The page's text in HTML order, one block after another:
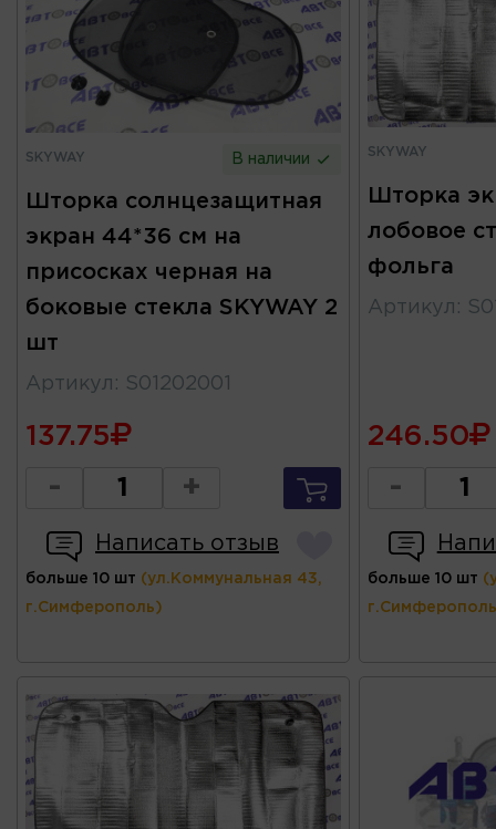
SKYWAY В наличии
Шторка солнцезащитная
экран 44*36 см на
присосках черная на
боковые стекла SKYWAY 2
шт
Артикул : S01202001
137.75
- +
Написать отзыв
больше 10 шт (ул.Коммунальная 43,
г.Симферополь)
SKYWAY
Шторка
лобовое
фольга
Артикул :
246.50
-
больше 10 шт